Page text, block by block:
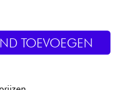
TOEVOEGEN